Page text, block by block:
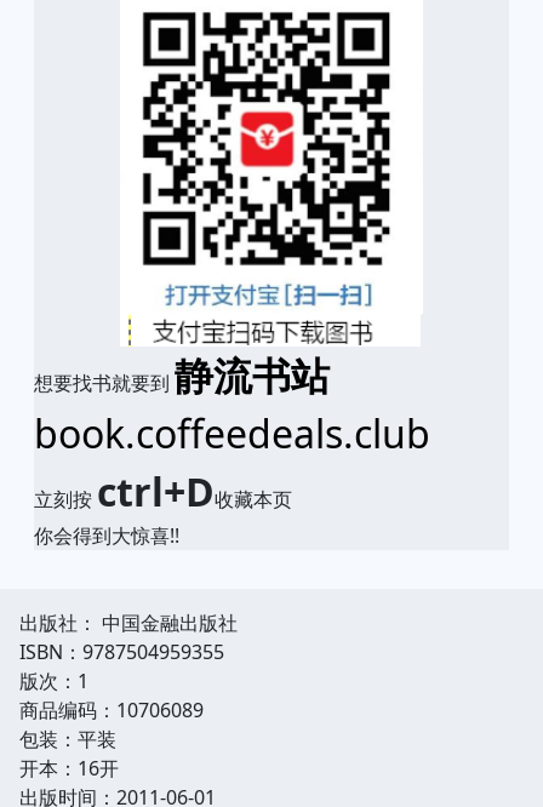
想要找书就要到 静流书站
book.coffeedeals.club
立刻按 ctrl+D收藏本页
你会得到大惊喜!!
出版社： 中国金融出版社
ISBN：9787504959355
版次：1
商品编码：10706089
包装：平装
开本：16开
出版时间：2011-06-01